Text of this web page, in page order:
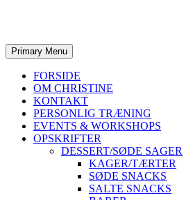
Primary Menu
FORSIDE
OM CHRISTINE
KONTAKT
PERSONLIG TRÆNING
EVENTS & WORKSHOPS
OPSKRIFTER
DESSERT/SØDE SAGER
KAGER/TÆRTER
SØDE SNACKS
SALTE SNACKS